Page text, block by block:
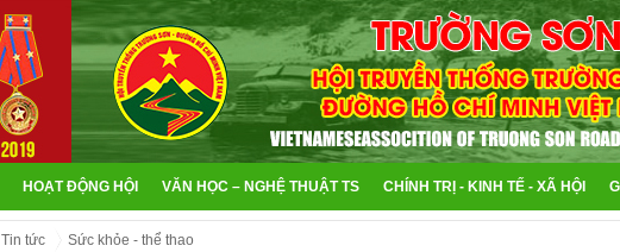
HOẠT ĐỘNG HỘI VĂN HỌC – NGHỆ THUẬT TS CHÍNH TRỊ - KINH TẾ - XÃ HỘI
Tin tức Sức khỏe - thể thao